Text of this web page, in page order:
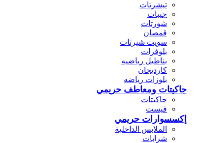
تيشرتات
جيبات
شورتات
قمصان
سويت شيرتات
بلوفرات
بناطيل رياضيه
كارديجان
بلوزات رياضه
جاكيتات ومعاطف حريمي
جاكيتات
فيست
إكسسوارات حريمي
الملابس الداخلية
شرابات